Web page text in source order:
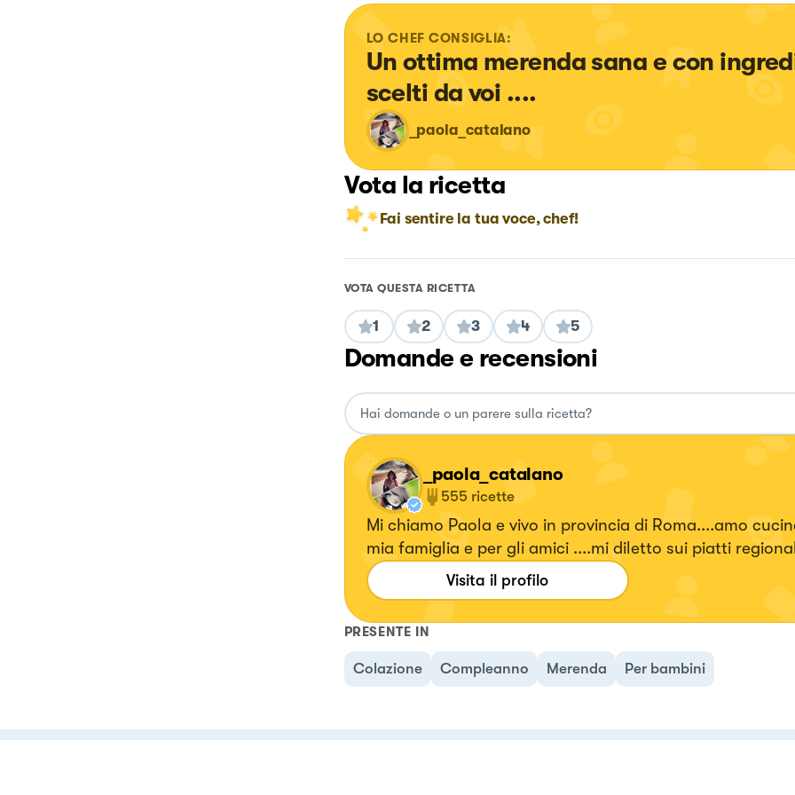
LO CHEF CONSIGLIA:
Un ottima merenda sana e con
scelti da voi ....
_paola_catalano
Vota la ricetta
Fai sentire la tua voce, chef!
VOTA QUESTA RICETTA
1 2 3 4 5
Domande e recensioni
_paola_catalano
555 ricette
Mi chiamo Paola e vivo in provincia di Roma....amo
mia famiglia e per gli amici ....mi diletto sui piatti
ma amo sperimentare anche ricette con erbe e fiori, confetture e
liquori. Seguitemi!!!! Su... #fattierifattiamodomio
Visita il profilo
PRESENTE IN
Colazione Compleanno Merenda Per bambini